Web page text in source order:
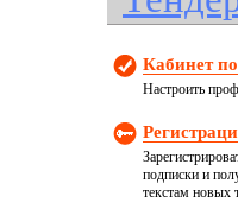
Кабинет
Настроить
подписки и
текстам новых